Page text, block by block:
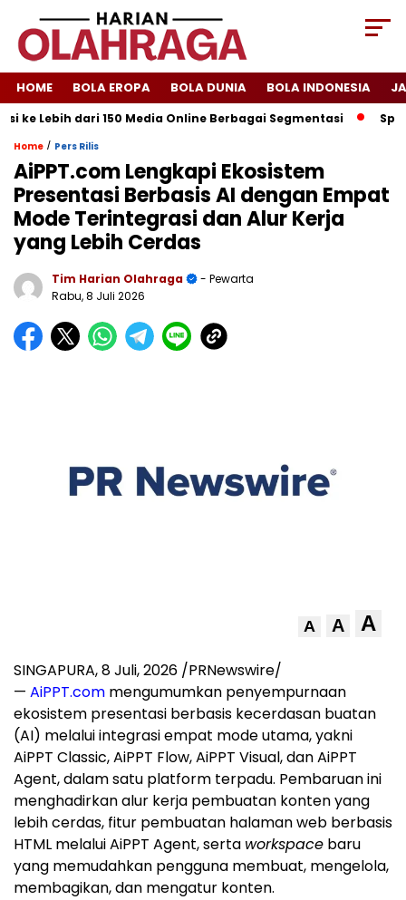
HOME BOLA EROPA BOLA DUNIA BOLA INDONESIA
Lebih dari 150 Media Online Berbagai Segmentasi
Home / Pers Rilis
AiPPT.com Lengkapi Ekosistem
Presentasi Berbasis AI dengan Empat
Mode Terintegrasi dan Alur Kerja
yang Lebih Cerdas
Tim Harian Olahraga
- Pewarta
Rabu, 8 Juli 2026
A A A
SINGAPURA,8 Juli, 2026 /PRNewswire/
— AiPPT.com mengumumkan penyempurnaan
ekosistem presentasi berbasis kecerdasan buatan
(AI) melalui integrasi empat mode utama, yakni
AiPPT Classic, AiPPT Flow, AiPPT Visual, dan AiPPT
Agent, dalam satu platform terpadu. Pembaruan ini
menghadirkan alur kerja pembuatan konten yang
lebih cerdas, fitur pembuatan halaman web berbasis
HTML melalui AiPPT Agent, serta workspace baru
yang memudahkan pengguna membuat, mengelola,
membagikan, dan mengatur konten.